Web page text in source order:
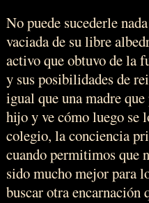
No puede sucederle
vaciada de su libre
activo que obtuvo de la
y sus posibilidades de
igual que una madre
hijo y ve cómo luego se
colegio, la conciencia
cuando permitimos que
sido mucho mejor para
buscar otra encarnación